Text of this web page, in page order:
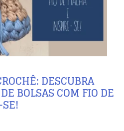
DESCUBRA
BOLSAS COM FIO DE